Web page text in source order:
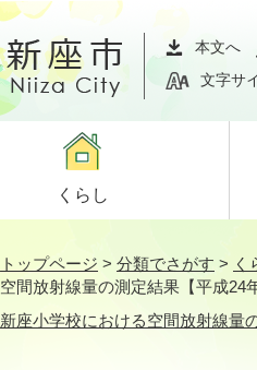
本文へ
文字サ
くらし
トップページ > 分類でさがす > く
空間放射線量の測定結果【平成24
新座小学校における空間放射線量